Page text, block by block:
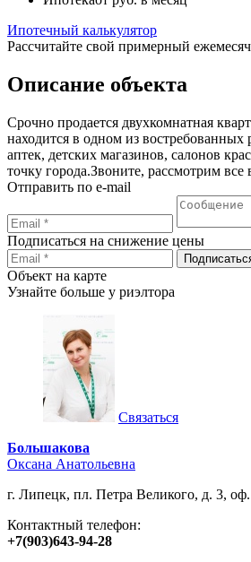
Ипотечный калькулятор
Рассчитайте свой примерный
Описание объекта
Срочно продается двухкомнатная
находится в одном из
аптек, детских магазинов, салонов
точку города.Звоните, рассмотрим
Отправить по e-mail
Подписаться на снижение цены
Объект на карте
Узнайте больше у риэлтора
Связаться
Большакова
Оксана Анатольевна
г. Липецк, пл. Петра Великого, д. 3,
Контактный телефон:
+7(903)643-94-28